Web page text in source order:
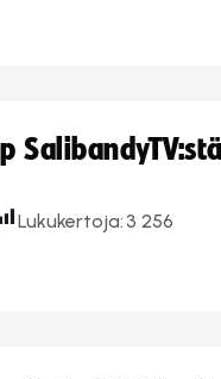
Lukukertoja: 3 256